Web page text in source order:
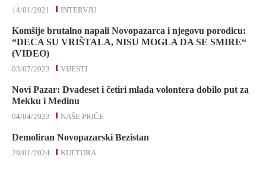
INTERVJU
14/01/2021
Komšije brutalno napali Novopazarca i njegovu porodicu:
“DECA SU VRIŠTALA, NISU MOGLA DA SE SMIRE“
(VIDEO)
VIJESTI
03/07/2023
Novi Pazar: Dvadeset i četiri mlada volontera dobilo put za
Mekku i Medinu
NAŠE PRIČE
04/04/2023
Demoliran Novopazarski Bezistan
KULTURA
29/01/2024